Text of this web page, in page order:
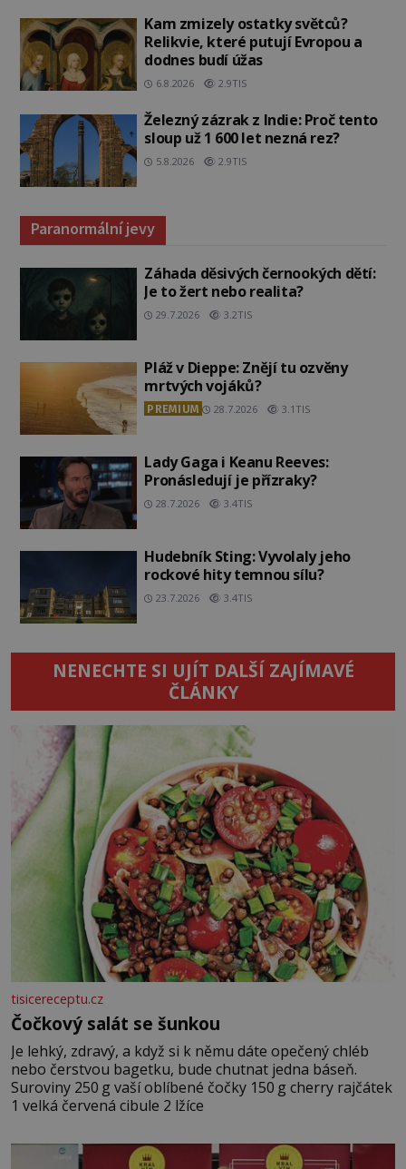
Kam zmizely ostatky světců?
Relikvie, které putují Evropou a
dodnes budí úžas
6.8.2026 2.9TIS
Železný zázrak z Indie: Proč tento
sloup už 1 600 let nezná rez?
5.8.2026 2.9TIS
Paranormální jevy
Záhada děsivých černookých dětí:
Je to žert nebo realita?
29.7.2026 3.2TIS
Pláž v Dieppe: Znějí tu ozvěny
mrtvých vojáků?
PREMIUM 28.7.2026 3.1TIS
Lady Gaga i Keanu Reeves:
Pronásledují je přízraky?
28.7.2026 3.4TIS
Hudebník Sting: Vyvolaly jeho
rockové hity temnou sílu?
23.7.2026 3.4TIS
NENECHTE SI UJÍT DALŠÍ ZAJÍMAVÉ
ČLÁNKY
tisicereceptu.cz
Čočkový salát se šunkou
Je lehký, zdravý, a když si k němu dáte opečený chléb
nebo čerstvou bagetku, bude chutnat jedna báseň.
Suroviny 250 g vaší oblíbené čočky 150 g cherry rajčátek
1 velká červená cibule 2 lžíce